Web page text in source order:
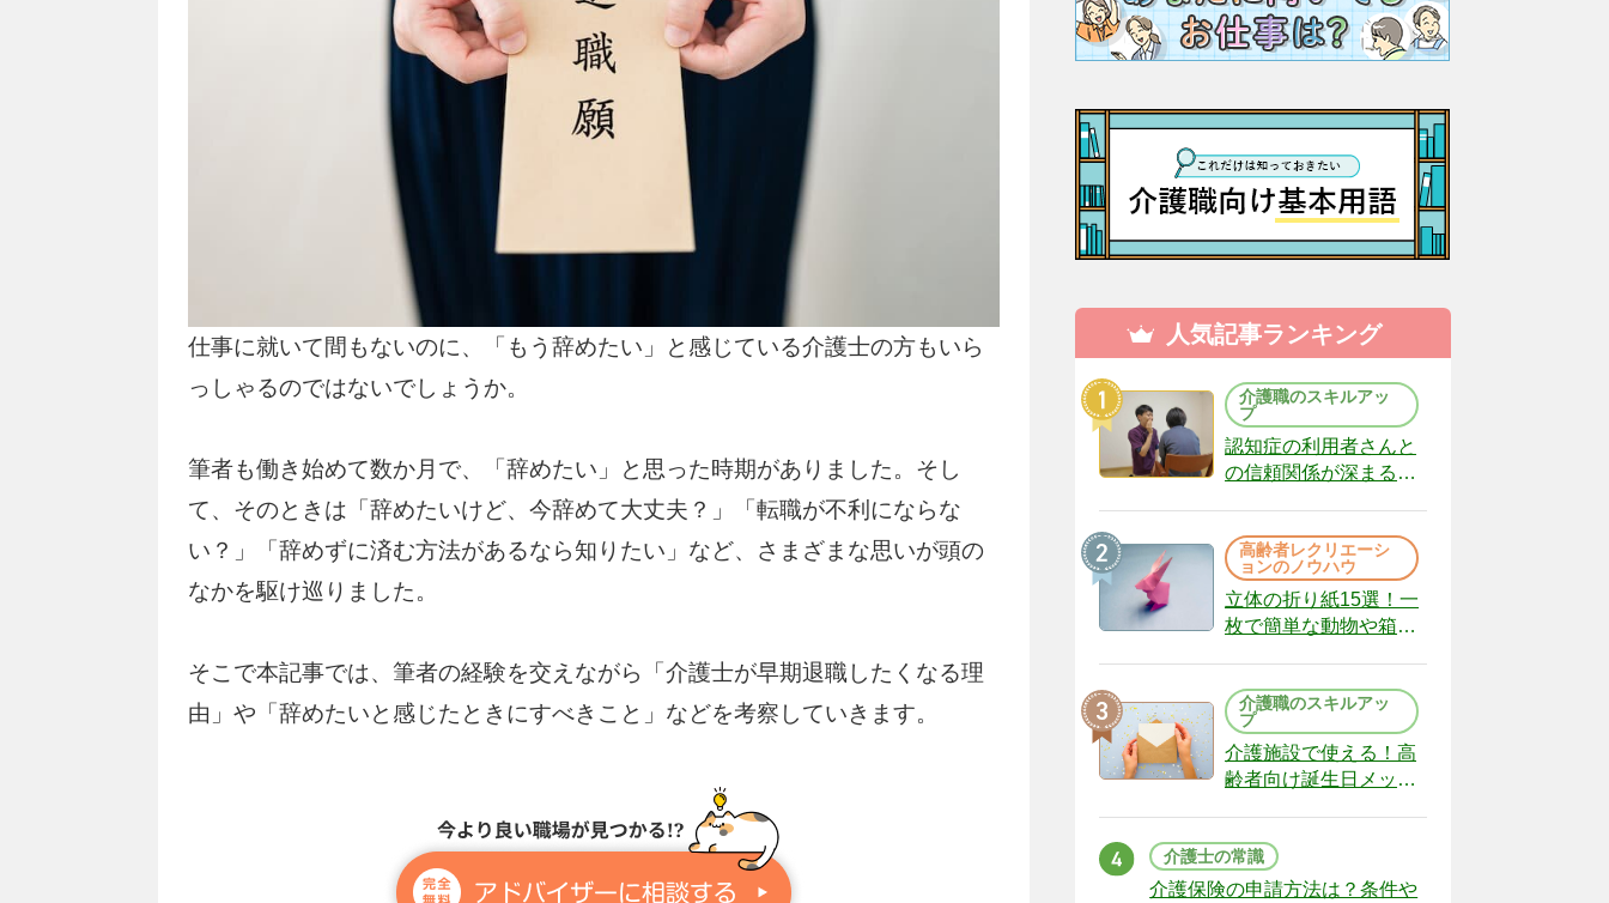
仕事に就いて間もないのに、「もう辞めたい」と感じている介護士の方もいら
っしゃるのではないでしょうか。
筆者も働き始めて数か月で、「辞めたい」と思った時期がありました。そし
て、そのときは「辞めたいけど、今辞めて大丈夫？」「転職が不利にならな
い？」「辞めずに済む方法があるなら知りたい」など、さまざまな思いが頭の
なかを駆け巡りました。
そこで本記事では、筆者の経験を交えながら「介護士が早期退職したくなる理
由」や「辞めたいと感じたときにすべきこと」などを考察していきます。
人気記事ランキング
介護職のスキルアッ
プ
認知症の利用者さんと
の信頼関係が深まる声
（22）
高齢者レクリエーシ
ョンのノウハウ
立体の折り紙15選！一
枚で簡単な動物や箱、
介護職のスキルアッ
プ
介護施設で使える！高
齢者向け誕生日メッセ
介護士の常識
介護保険の申請方法は？条件や